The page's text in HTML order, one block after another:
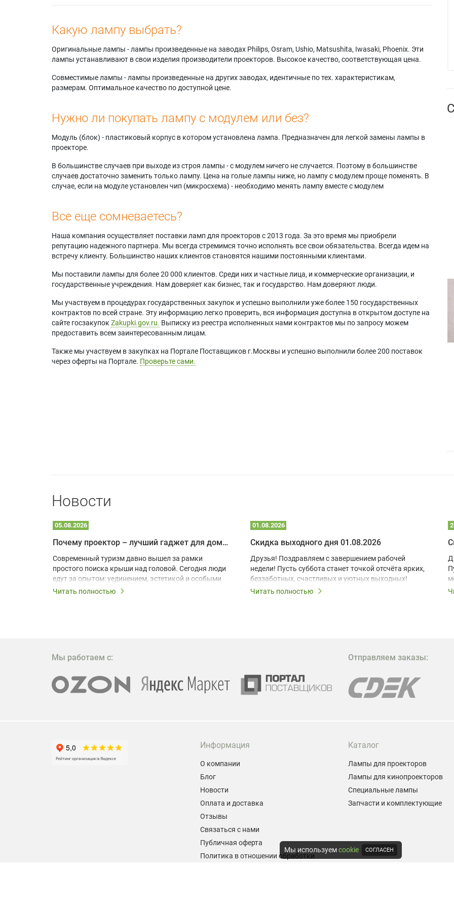
Какую лампу выбрать?
Оригинальные лампы - лампы произведенные на заводах Philips, Osram, Ushio, Matsushita, Iwasaki, Phoenix. Эти
лампы устанавливают в свои изделия производители проекторов. Высокое качество, соответствующая цена.
Совместимые лампы - лампы произведенные на других заводах, идентичные по тех. характеристикам,
размерам. Оптимальное качество по доступной цене.
Нужно ли покупать лампу с модулем или без?
Модуль (блок) - пластиковый корпус в котором установлена лампа. Предназначен для легкой замены лампы в
проекторе.
В большинстве случаев при выходе из строя лампы - с модулем ничего не случается. Поэтому в большинстве
случаев достаточно заменить только лампу. Цена на голые лампы ниже, но лампу с модулем проще поменять. В
случае, если на модуле установлен чип (микросхема) - необходимо менять лампу вместе с модулем
Все еще сомневаетесь?
Наша компания осуществляет поставки ламп для проекторов с 2013 года. За это время мы приобрели
репутацию надежного партнера. Мы всегда стремимся точно исполнять все свои обязательства. Всегда идем на
встречу клиенту. Большинство наших клиентов становятся нашими постоянными клиентами.
Мы поставили лампы для более 20 000 клиентов. Среди них и частные лица, и коммерческие организации, и
государственные учреждения. Нам доверяет как бизнес, так и государство. Нам доверяют люди.
Мы участвуем в процедурах государственных закупок и успешно выполнили уже более 150 государственных
контрактов по всей стране. Эту информацию легко проверить, вся информация доступна в открытом доступе на
сайте госзакупок Zakupki.gov.ru. Выписку из реестра исполненных нами контрактов мы по запросу можем
предоставить всем заинтересованным лицам.
Также мы участвуем в закупках на Портале Поставщиков г.Москвы и успешно выполнили более 200 поставок
через оферты на Портале. Проверьте сами.
Новости
05.08.2026
Почему проектор – лучший гаджет для домика в глэмпинге
Современный туризм давно вышел за рамки
простого поиска крыши над головой. Сегодня люди
едут за опытом: уединением, эстетикой и особыми
ощущениями. Владельцы A-frame домов,
эффективных и бюджетных способов стать
проектора.
Читать полностью
01.08.2026
Скидка выходного дня 01.08.2026
Друзья! Поздравляем с завершением рабочей
недели! Пусть суббота станет точкой отсчёта ярких,
беззаботных, счастливых и уютных выходных!
Читать полностью
Мы работаем с: Отправляем заказы:
Информация
О компании
Блог
Новости
Оплата и доставка
Отзывы
Связаться с нами
Публичная оферта
Политика в отношении обработки
Каталог
Лампы для проекторов
Лампы для кинопроекторов
Специальные лампы
Запчасти и комплектующие
Мы используемcookie СОГЛАСЕН